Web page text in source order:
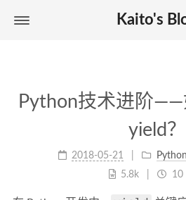
Kaito's
Python技术进阶——
yield？
2018-05-21 Python
5.8k
10